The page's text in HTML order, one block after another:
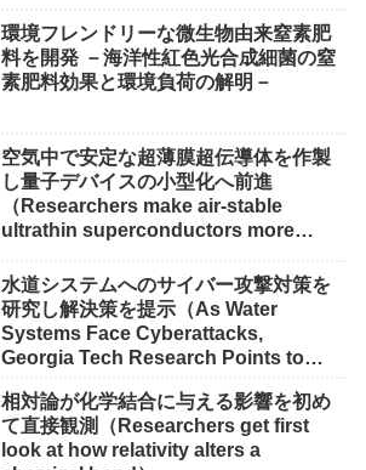
環境フレンドリーな微生物由来窒素肥
料を開発 －海洋性紅色光合成細菌の窒
素肥料効果と環境負荷の解明－
空気中で安定な超薄膜超伝導体を作製
し量子デバイスの小型化へ前進
（Researchers make air-stable
ultrathin superconductors more
水道システムへのサイバー攻撃対策を
研究し解決策を提示（As Water
Systems Face Cyberattacks,
Georgia Tech Research Points to
相対論が化学結合に与える影響を初め
て直接観測（Researchers get first
look at how relativity alters a